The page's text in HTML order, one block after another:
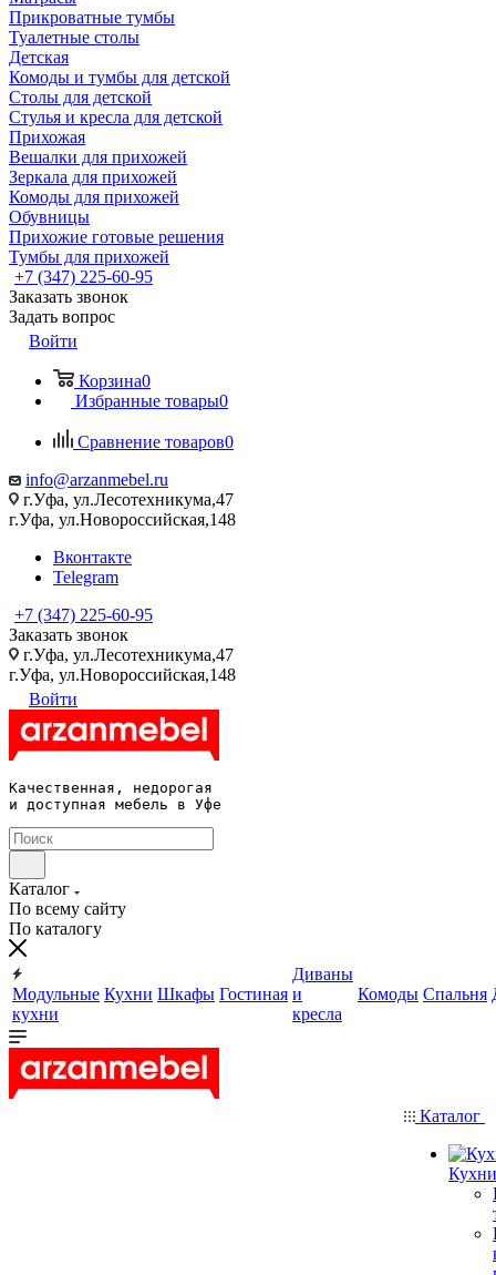
Прикроватные тумбы
Туалетные столы
Детская
Комоды и тумбы для детской
Столы для детской
Стулья и кресла для детской
Прихожая
Вешалки для прихожей
Зеркала для прихожей
Комоды для прихожей
Обувницы
Прихожие готовые решения
Тумбы для прихожей
+7 (347) 225-60-95
Заказать звонок
Задать вопрос
Войти
Корзина0
Избранные товары0
Сравнение товаров0
info@arzanmebel.ru
г.Уфа, ул.Лесотехникума,47
г.Уфа, ул.Новороссийская,148
Вконтакте
Telegram
+7 (347) 225-60-95
Заказать звонок
г.Уфа, ул.Лесотехникума,47
г.Уфа, ул.Новороссийская,148
Войти
Качественная, недорогая
и доступная мебель в Уфе
Каталог
По всему сайту
По каталогу
Модульные
кухни
Кухни Шкафы Гостиная
Диваны
и
кресла
Комоды Спальня
Каталог
Кухни